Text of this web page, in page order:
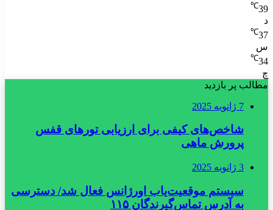
39
℃
د
37
℃
س
34
℃
چ
مطالب پر بازدید
7 ژانویه 2025
شاخص‌های کیفی برای ارزیابی تورهای قفس
پرورش ماهی
3 ژانویه 2025
سیستم موقعیت‌یاب اورژانس فعال شد/ دسترسی
به آدرس تماس‌گیرندگان ۱۱۵